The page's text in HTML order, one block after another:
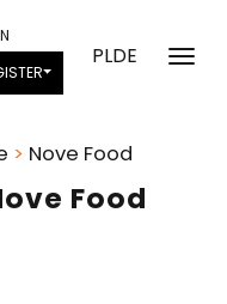
PLDE
Food
> Nove Food